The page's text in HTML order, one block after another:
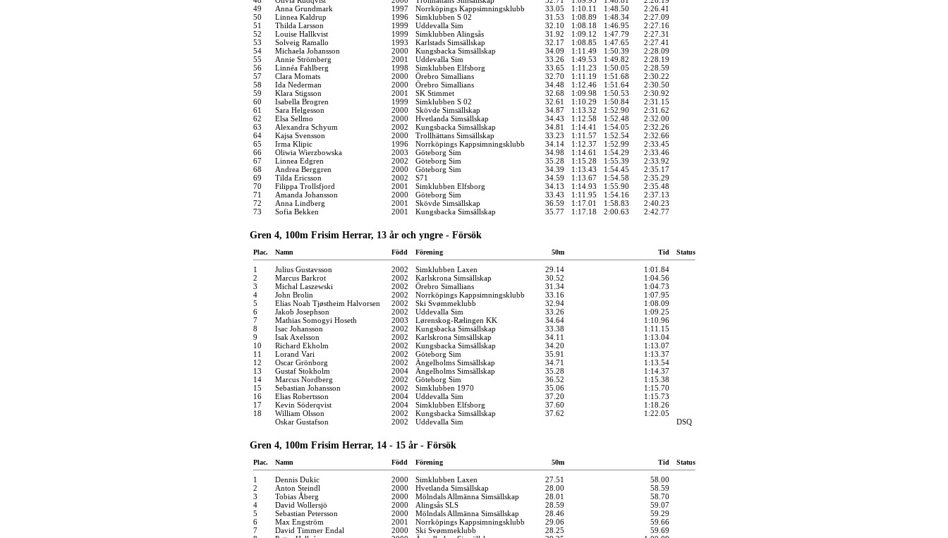
49
Anna Grundmark 1997 Norrköpings Kappsimningsklubb 33.05 1:10.11 1:48.50
2:26.41
50
Linnea Kaldrup 1996 Simklubben S 02 31.53 1:08.89 1:48.34
2:27.09
51
Thilda Larsson 1999 Uddevalla Sim 32.10 1:08.18 1:46.95
2:27.16
52
Louise Hallkvist 1999 Simklubben Alingsås 31.92 1:09.12 1:47.79
2:27.31
53
Solveig Ramallo 1993 Karlstads Simsällskap 32.17 1:08.85 1:47.65
2:27.41
54
Michaela Johansson 2000 Kungsbacka Simsällskap 34.09 1:11.49 1:50.39
2:28.09
55
Annie Strömberg 2001 Uddevalla Sim 33.26 1:49.53 1:49.82
2:28.19
56
Linnéa Fahlberg 1998 Simklubben Elfsborg 33.65 1:11.23 1:50.05
2:28.59
57
Clara Momats 2000 Örebro Simallians 32.70 1:11.19 1:51.68
2:30.22
58
Ida Nederman 2000 Örebro Simallians 34.48 1:12.46 1:51.64
2:30.50
59
Klara Stigsson 2001 SK Stimmet 32.68 1:09.98 1:50.53
2:30.92
60
Isabella Brogren 1999 Simklubben S 02 32.61 1:10.29 1:50.84
2:31.15
61
Sara Helgesson 2000 Skövde Simsällskap 34.87 1:13.32 1:52.90
2:31.62
62
Elsa Sellmo 2000 Hvetlanda Simsällskap 34.43 1:12.58 1:52.48
2:32.00
63
Alexandra Schyum 2002 Kungsbacka Simsällskap 34.81 1:14.41 1:54.05
2:32.26
64
Kajsa Svensson 2000 Trollhättans Simsällskap 33.23 1:11.57 1:52.54
2:32.66
65
Irma Klipic 1996 Norrköpings Kappsimningsklubb 34.14 1:12.37 1:52.99
2:33.45
66
Oliwia Wierzbowska 2003 Göteborg Sim 34.98 1:14.61 1:54.29
2:33.46
67
Linnea Edgren 2002 Göteborg Sim 35.28 1:15.28 1:55.39
2:33.92
68
Andrea Berggren 2000 Göteborg Sim 34.39 1:13.43 1:54.45
2:35.17
69
Tilda Ericsson 2002 S71 34.59 1:13.67 1:54.58
2:35.29
70
Filippa Trollsfjord 2001 Simklubben Elfsborg 34.13 1:14.93 1:55.90
2:35.48
71
Amanda Johansson 2000 Göteborg Sim 33.43 1:11.95 1:54.16
2:37.13
72
Anna Lindberg 2001 Skövde Simsällskap 36.59 1:17.01 1:58.83
2:40.23
73
Sofia Bekken 2001 Kungsbacka Simsällskap 35.77 1:17.18 2:00.63 2:42.77
Gren 4, 100m Frisim Herrar, 13 år och yngre - Försök
Plac. Namn Född Förening 50m Tid Status
1 Julius Gustavsson 2002 Simklubben Laxen 29.14
1:01.84
2
Marcus Barkrot 2002 Karlskrona Simsällskap 30.52
1:04.56
3
Michal Laszewski 2002 Örebro Simallians 31.34
1:04.73
4
John Brolin 2002 Norrköpings Kappsimningsklubb 33.16
1:07.95
5
Elias Noah Tjøstheim Halvorsen 2002 Ski Svømmeklubb 32.94
1:08.09
6
Jakob Josephson 2002 Uddevalla Sim 33.26
1:09.25
7
Mathias Somogyi Hoseth 2003 Lørenskog-Rælingen KK 34.64
1:10.96
8
Isac Johansson 2002 Kungsbacka Simsällskap 33.38
1:11.15
9
Isak Axelsson 2002 Karlskrona Simsällskap 34.11
1:13.04
10
Richard Ekholm 2002 Kungsbacka Simsällskap 34.20
1:13.07
11
Lorand Vari 2002 Göteborg Sim 35.91
1:13.37
12
Oscar Grönborg 2002 Ängelholms Simsällskap 34.71
1:13.54
13
Gustaf Stokholm 2004 Ängelholms Simsällskap 35.28
1:14.37
14
Marcus Nordberg 2002 Göteborg Sim 36.52
1:15.38
15
Sebastian Johansson 2002 Simklubben 1970 35.06
1:15.70
16
Elias Robertsson 2004 Uddevalla Sim 37.20
1:15.73
17
Kevin Söderqvist 2004 Simklubben Elfsborg 37.60
1:18.26
18
William Olsson 2002 Kungsbacka Simsällskap 37.62
1:22.05
Oskar Gustafson
2002 Uddevalla Sim DSQ
Gren 4, 100m Frisim Herrar, 14 - 15 år - Försök
Plac. Namn Född Förening 50m Tid Status
1 Dennis Dukic 2000 Simklubben Laxen 27.51
58.00
2
Anton Steindl 2000 Hvetlanda Simsällskap 28.00
58.59
3
Tobias Åberg 2000 Mölndals Allmänna Simsällskap 28.01
58.70
4
David Wollersjö 2000 Alingsås SLS 28.59
59.07
5
Sebastian Petersson 2000 Mölndals Allmänna Simsällskap 28.46
59.29
6
Max Engström 2001 Norrköpings Kappsimningsklubb 29.06
59.66
7
David Timmer Endal 2000 Ski Svømmeklubb 28.25
59.69